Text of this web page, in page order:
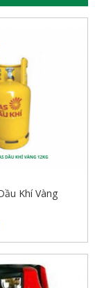
Khí Vàng